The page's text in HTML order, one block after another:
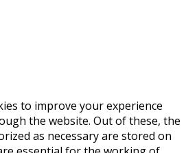
to improve your experience
the website. Out of these, the
as necessary are stored on